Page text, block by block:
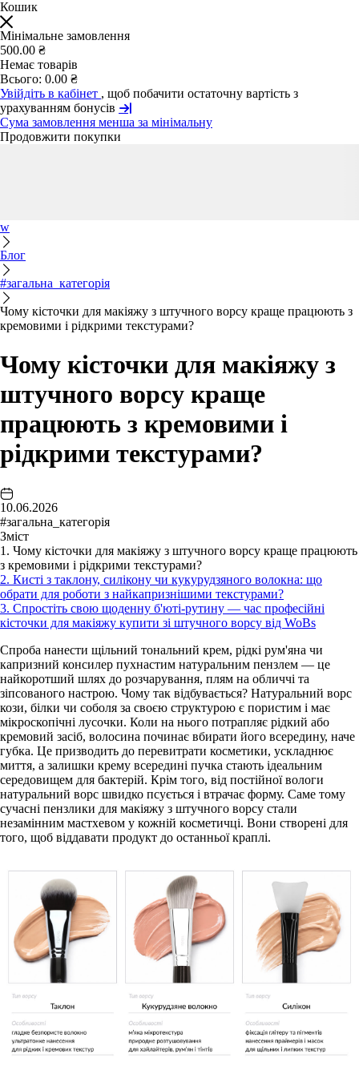
Кошик
Мінімальне замовлення
500.00 ₴
Немає товарів
Всього: 0.00 ₴
Увійдіть в кабінет , щоб побачити остаточну вартість з
урахуванням бонусів
Сума замовлення менша за мінімальну
Продовжити покупки
w
Блог
#загальна_категорія
Чому кісточки для макіяжу з штучного ворсу краще працюють з
кремовими і рідкрими текстурами?
Чому кісточки для макіяжу з
штучного ворсу краще
працюють з кремовими і
рідкрими текстурами?
10.06.2026
#загальна_категорія
Зміст
1. Чому кісточки для макіяжу з штучного ворсу краще працюють
з кремовими і рідкрими текстурами?
2. Кисті з таклону, силікону чи кукурудзяного волокна: що
обрати для роботи з найкапризнішими текстурами?
3. Спростіть свою щоденну б'юті-рутину — час професійні
кісточки для макіяжу купити зі штучного ворсу від WoBs
Спроба нанести щільний тональний крем, рідкі рум'яна чи
капризний консилер пухнастим натуральним пензлем — це
найкоротший шлях до розчарування, плям на обличчі та
зіпсованого настрою. Чому так відбувається? Натуральний ворс
кози, білки чи соболя за своєю структурою є пористим і має
мікроскопічні лусочки. Коли на нього потрапляє рідкий або
кремовий засіб, волосина починає вбирати його всередину, наче
губка. Це призводить до перевитрати косметики, ускладнює
миття, а залишки крему всередині пучка стають ідеальним
середовищем для бактерій. Крім того, від постійної вологи
натуральний ворс швидко псується і втрачає форму. Саме тому
сучасні пензлики для макіяжу з штучного ворсу стали
незамінним мастхевом у кожній косметичці. Вони створені для
того, щоб віддавати продукт до останньої краплі.